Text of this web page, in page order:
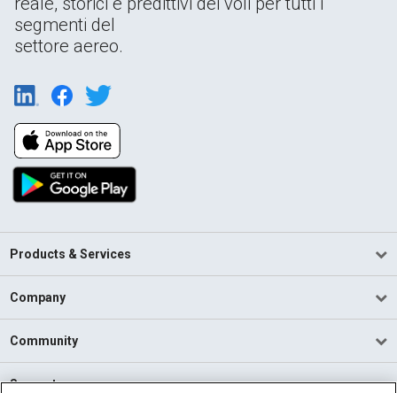
segmenti del
settore aereo.
Products & Services
Company
Community
Support